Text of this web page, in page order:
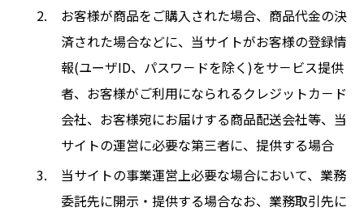
お客様が商品をご購入された場合、商品代金の決
済された場合などに、当サイトがお客様の登録情
報(ユーザID、パスワ－ドを除く)をサ－ビス提供
者、お客様がご利用になられるクレジットカ－ド
会社、お客様宛にお届けする商品配送会社等、当
サイトの運営に必要な第三者に、提供する場合
当サイトの事業運営上必要な場合において、業務
委託先に開示・提供する場合なお、業務取引先に